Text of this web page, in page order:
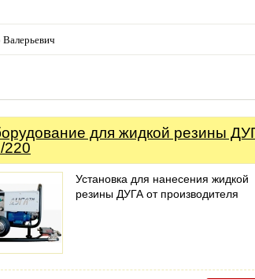
для жидкой резины
220
Установка для нанесения жидкой
резины ДУГА от производителя